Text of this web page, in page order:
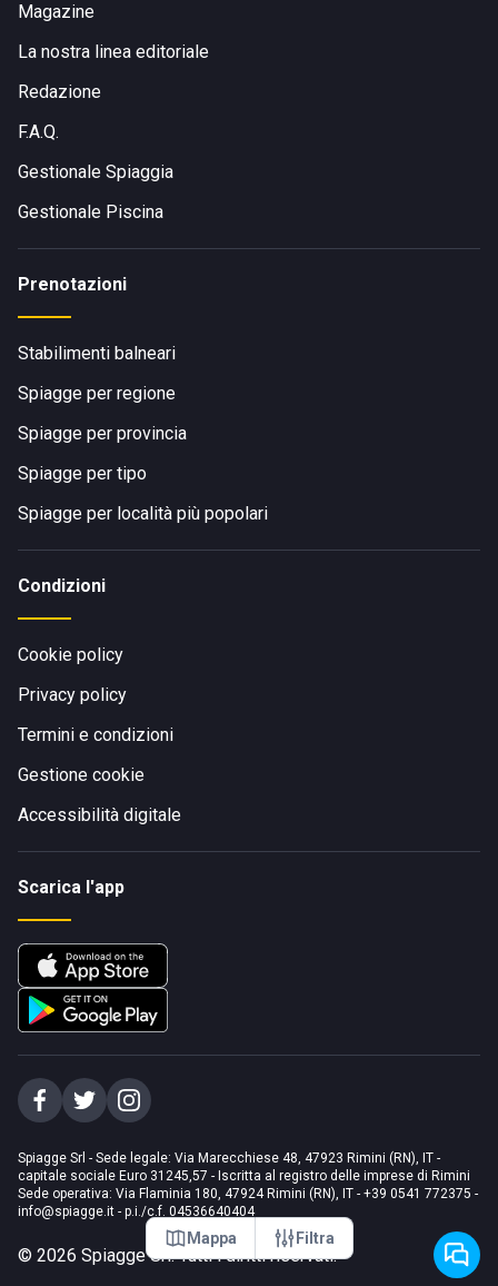
Mappa Filtra
Magazine
La nostra linea editoriale
Redazione
F.A.Q.
Gestionale Spiaggia
Gestionale Piscina
Prenotazioni
Stabilimenti balneari
Spiagge per regione
Spiagge per provincia
Spiagge per tipo
Spiagge per località più popolari
Condizioni
Cookie policy
Privacy policy
Termini e condizioni
Gestione cookie
Accessibilità digitale
Scarica l'app
Spiagge Srl - Sede legale: Via Marecchiese 48, 47923 Rimini (RN), IT -
capitale sociale Euro 31245,57 - Iscritta al registro delle imprese di Rimini
Sede operativa: Via Flaminia 180, 47924 Rimini (RN), IT - +39 0541 772375 -
info@spiagge.it - p.i./c.f. 04536640404
© 2026 Spiagge Srl. Tutti i diritti riservati.